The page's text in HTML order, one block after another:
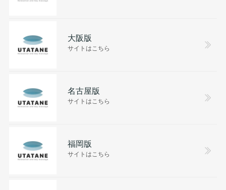
大阪版
サイトはこちら
名古屋版
サイトはこちら
福岡版
サイトはこちら